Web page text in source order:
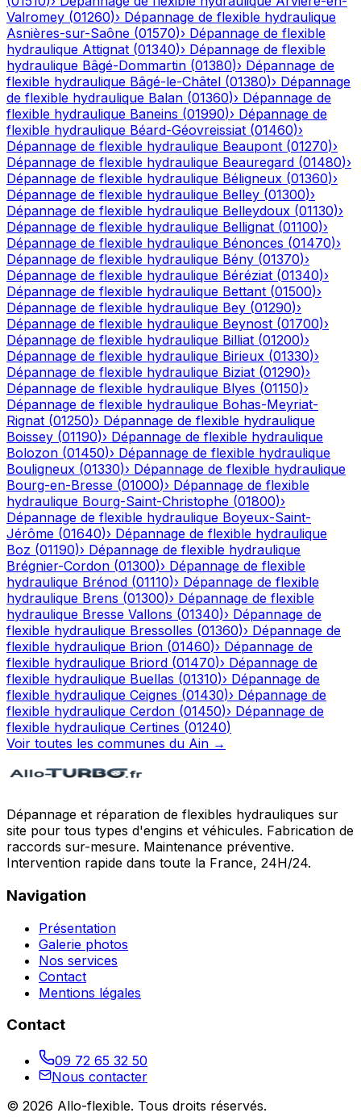
Valromey (01260)› Dépannage de flexible hydraulique
Asnières-sur-Saône (01570)› Dépannage de flexible
hydraulique Attignat (01340)› Dépannage de flexible
hydraulique Bâgé-Dommartin (01380)› Dépannage de
flexible hydraulique Bâgé-le-Châtel (01380)› Dépannage
de flexible hydraulique Balan (01360)› Dépannage de
flexible hydraulique Baneins (01990)› Dépannage de
flexible hydraulique Béard-Géovreissiat (01460)›
Dépannage de flexible hydraulique Beaupont (01270)›
Dépannage de flexible hydraulique Beauregard (01480)›
Dépannage de flexible hydraulique Béligneux (01360)›
Dépannage de flexible hydraulique Belley (01300)›
Dépannage de flexible hydraulique Belleydoux (01130)›
Dépannage de flexible hydraulique Bellignat (01100)›
Dépannage de flexible hydraulique Bénonces (01470)›
Dépannage de flexible hydraulique Bény (01370)›
Dépannage de flexible hydraulique Béréziat (01340)›
Dépannage de flexible hydraulique Bettant (01500)›
Dépannage de flexible hydraulique Bey (01290)›
Dépannage de flexible hydraulique Beynost (01700)›
Dépannage de flexible hydraulique Billiat (01200)›
Dépannage de flexible hydraulique Birieux (01330)›
Dépannage de flexible hydraulique Biziat (01290)›
Dépannage de flexible hydraulique Blyes (01150)›
Dépannage de flexible hydraulique Bohas-Meyriat-
Rignat (01250)› Dépannage de flexible hydraulique
Boissey (01190)› Dépannage de flexible hydraulique
Bolozon (01450)› Dépannage de flexible hydraulique
Bouligneux (01330)› Dépannage de flexible hydraulique
Bourg-en-Bresse (01000)› Dépannage de flexible
hydraulique Bourg-Saint-Christophe (01800)›
Dépannage de flexible hydraulique Boyeux-Saint-
Jérôme (01640)› Dépannage de flexible hydraulique
Boz (01190)› Dépannage de flexible hydraulique
Brégnier-Cordon (01300)› Dépannage de flexible
hydraulique Brénod (01110)› Dépannage de flexible
hydraulique Brens (01300)› Dépannage de flexible
hydraulique Bresse Vallons (01340)› Dépannage de
flexible hydraulique Bressolles (01360)› Dépannage de
flexible hydraulique Brion (01460)› Dépannage de
flexible hydraulique Briord (01470)› Dépannage de
flexible hydraulique Buellas (01310)› Dépannage de
flexible hydraulique Ceignes (01430)› Dépannage de
flexible hydraulique Cerdon (01450)› Dépannage de
flexible hydraulique Certines (01240)
Voir toutes les communes du Ain →
Dépannage et réparation de flexibles hydrauliques sur
site pour tous types d'engins et véhicules. Fabrication de
raccords sur-mesure. Maintenance préventive.
Intervention rapide dans toute la France, 24H/24.
Navigation
Présentation
Galerie photos
Nos services
Contact
Mentions légales
Contact
09 72 65 32 50
Nous contacter
© 2026 Allo-flexible. Tous droits réservés.